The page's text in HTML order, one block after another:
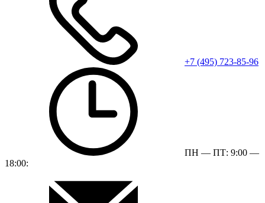
+7 (495) 723-85-96
ПН — ПТ: 9:00 —
18:00: